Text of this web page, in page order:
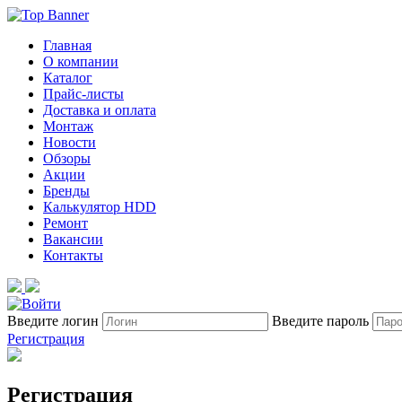
Главная
О компании
Каталог
Прайс-листы
Доставка и оплата
Монтаж
Новости
Обзоры
Акции
Бренды
Калькулятор HDD
Ремонт
Вакансии
Контакты
Введите логин Введите пароль
Регистрация
Регистрация